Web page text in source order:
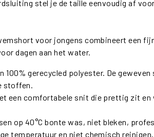
stel je de taille eenvoudig af
voor jongens combineert een
dagen aan het water.
100% gerecycled polyester. De
stoffen.
een comfortabele snit die prettig zit en
op 40°C bonte was, niet bleken,
temperatuur en niet chemisch reinigen.